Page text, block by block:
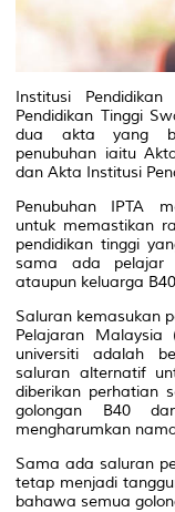
Institusi
Pendidikan Tinggi
dua akta yang
penubuhan iaitu
dan Akta Institusi
Penubuhan IPTA
untuk memastikan
pendidikan tinggi
sama ada pelajar
ataupun keluarga
Saluran kemasukan
Pelajaran Malaysia
universiti adalah
saluran alternatif
diberikan perhatian
golongan B40
mengharumkan
Sama ada saluran
tetap menjadi
bahawa semua